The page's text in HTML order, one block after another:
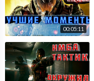
00:05:11